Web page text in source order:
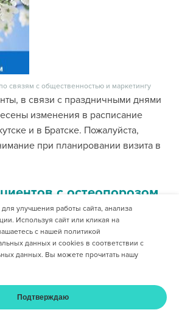
связям с общественностью и маркетингу
в связи с праздничными днями
изменения в расписание
и в Братске. Пожалуйста,
при планировании визита в
с остеопорозом
связям с общественностью и маркетингу
и цены Оплата Кабинет
улучшения работы сайта, анализа
Используя сайт или кликая на
с нашей политикой
данных и cookies в соответствии с
данных. Вы можете прочитать нашу
Подтверждаю